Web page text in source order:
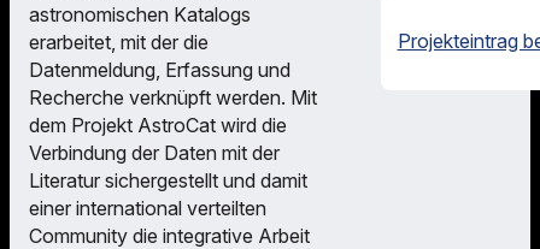
astronomischen Katalogs
erarbeitet, mit der die
Datenmeldung, Erfassung und
Recherche verknüpft werden. Mit
dem Projekt AstroCat wird die
Verbindung der Daten mit der
Literatur sichergestellt und damit
einer international verteilten
Community die integrative Arbeit
Projekteintrag